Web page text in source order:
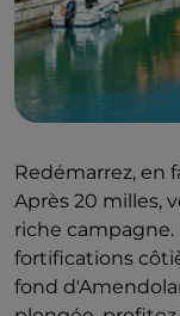
Redémarrez, en
Après 20 milles,
riche campagne.
fortifications
fond